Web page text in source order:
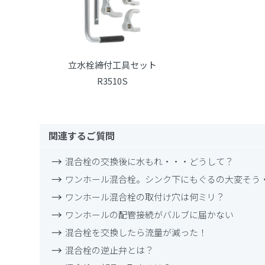
立水栓締付工具セット
R3510S
関連するご質問
混合栓の交換後に水もれ・・・どうして？
ワンホール混合栓。シンク下にもぐるの大変そう
ワンホール混合栓の取付け穴は何ミリ？
ワンホールの配管接続がバルブに届かない
混合栓を交換したら流量が減った！
混合栓の逆止弁とは？